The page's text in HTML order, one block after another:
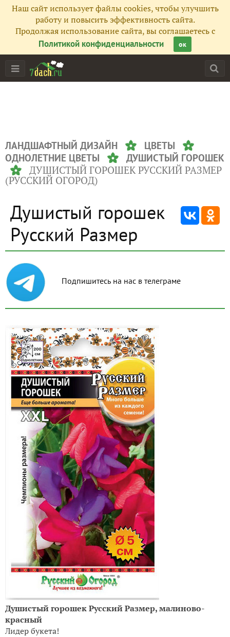
Наш сайт использует файлы cookies, чтобы улучшить
работу и повысить эффективность сайта.
Продолжая использование сайта, вы соглашаетесь с
Политикой конфиденциальности
ок
ЛАНДШАФТНЫЙ ДИЗАЙН
ЦВЕТЫ
ОДНОЛЕТНИЕ ЦВЕТЫ
ДУШИСТЫЙ ГОРОШЕК
ДУШИСТЫЙ ГОРОШЕК РУССКИЙ РАЗМЕР
(РУССКИЙ ОГОРОД)
Душистый горошек
Русский Размер
Подпишитесь на нас в телеграме
Душистый горошек Русский Размер, малиново-
красный
Лидер букета!